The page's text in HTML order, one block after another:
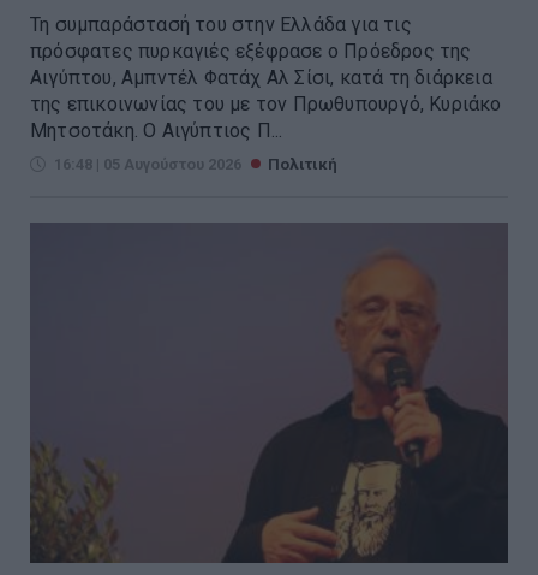
Τη συμπαράστασή του στην Ελλάδα για τις
πρόσφατες πυρκαγιές εξέφρασε ο Πρόεδρος της
Αιγύπτου, Αμπντέλ Φατάχ Αλ Σίσι, κατά τη διάρκεια
της επικοινωνίας του με τον Πρωθυπουργό, Κυριάκο
Μητσοτάκη. Ο Αιγύπτιος Π...
16:48 | 05 Αυγούστου 2026 Πολιτική